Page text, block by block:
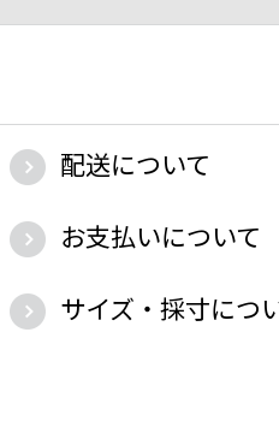
配送について
お支払いについて
サイズ・採寸につ